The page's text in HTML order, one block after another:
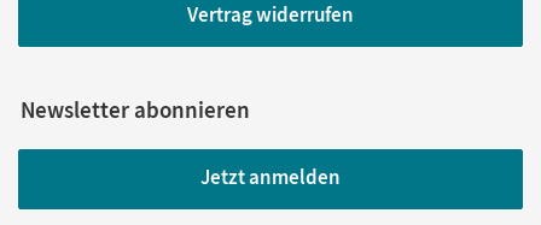
Vertrag widerrufen
Newsletter abonnieren
Jetzt anmelden